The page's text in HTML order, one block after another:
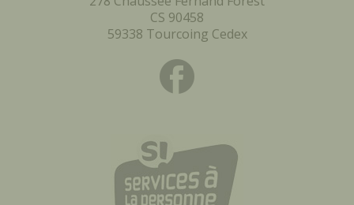
CS 90458
59338 Tourcoing Cedex